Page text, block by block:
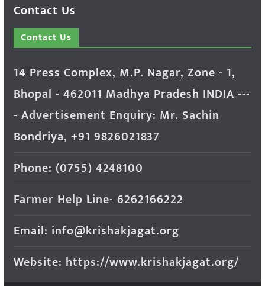
Contact Us
Contact Us
14 Press Complex, M.P. Nagar, Zone - 1,
Bhopal - 462011 Madhya Pradesh INDIA ---
- Advertisement Enquiry: Mr. Sachin
Bondriya, +91 9826021837
Phone: (0755) 4248100
Farmer Help Line- 6262166222
Email: info@krishakjagat.org
Website: https://www.krishakjagat.org/